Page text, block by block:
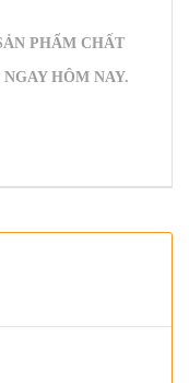
PHẨM CHẤT
HÔM NAY.